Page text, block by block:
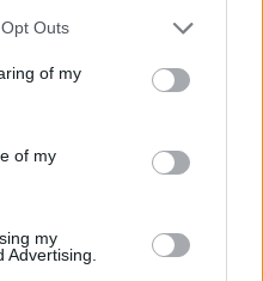
Outs
of my
of my
my
Advertising.